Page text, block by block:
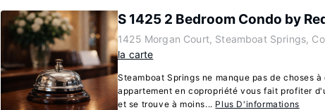
S 1425 2 Bedroom Condo by
1425 Morgan Court, Steamboat Springs,
la carte
Steamboat Springs ne manque pas de choses
appartement en copropriété vous fait profiter
et se trouve à moins... Plus D'informations